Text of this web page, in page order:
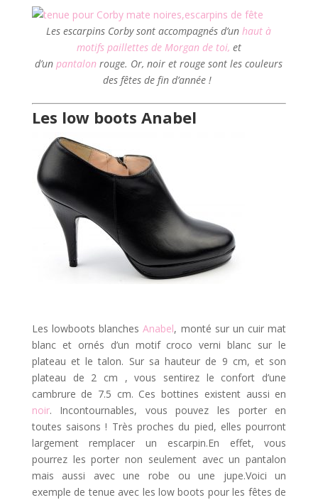
Les escarpins Corby sont accompagnés d’unhaut à
motifs paillettes de Morgan de toi, et
d’unpantalon rouge. Or, noir et rouge sont les couleurs
des fêtes de fin d’année !
Les low boots Anabel
Les lowboots blanchesAnabel, monté sur un cuir mat
blanc et ornés d’un motif croco verni blanc sur le
plateau et le talon. Sur sa hauteur de 9 cm, et son
plateau de 2 cm , vous sentirez le confort d’une
cambrure de 7.5 cm. Ces bottines existent aussi en
noir. Incontournables, vous pouvez les porter en
toutes saisons ! Très proches du pied, elles pourront
largement remplacer un escarpin.En effet, vous
pourrez les porter non seulement avec un pantalon
mais aussi avec une robe ou une jupe.Voici un
exemple de tenue avec les low boots pour les fêtes de